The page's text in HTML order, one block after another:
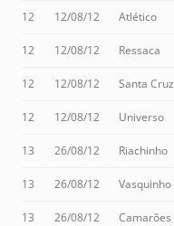
12 12/08/12 Atlético
12 12/08/12 Ressaca
12 12/08/12 Santa Cruz
12 12/08/12 Universo
13 26/08/12 Riachinho
13 26/08/12 Vasquinho
13 26/08/12 Camarões